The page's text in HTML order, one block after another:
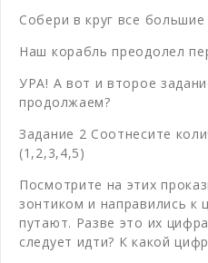
Собери в круг все
Наш корабль преодолел
УРА! А вот и второе
продолжаем?
Задание 2 Соотнесите
(1,2,3,4,5)
Посмотрите на этих
зонтиком и направились к
путают. Разве это их
следует идти? К какой